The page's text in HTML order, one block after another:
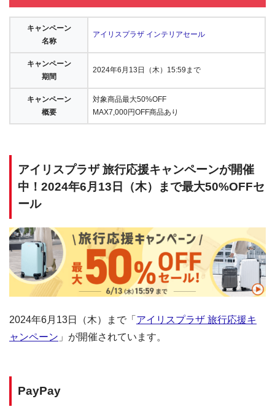
キャンペーン
名称
アイリスプラザ インテリアセール
キャンペーン
期間
2024年6月13日（木）15:59まで
キャンペーン
概要
対象商品最大50%OFF
MAX7,000円OFF商品あり
アイリスプラザ 旅行応援キャンペーンが開催
中！2024年6月13日（木）まで最大50%OFFセ
ール
2024年6月13日（木）まで「 アイリスプラザ 旅行応援キ
ャンペーン 」が開催されています。
PayPay